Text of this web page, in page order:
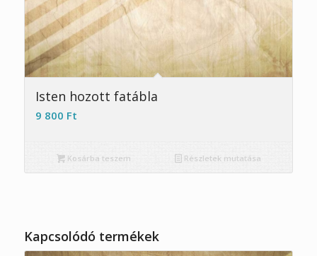
Isten hozott fatábla
9 800 Ft
Kosárba teszem Részletek mutatása
Kapcsolódó termékek